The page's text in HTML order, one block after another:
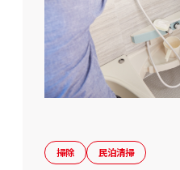
掃除 民泊清掃